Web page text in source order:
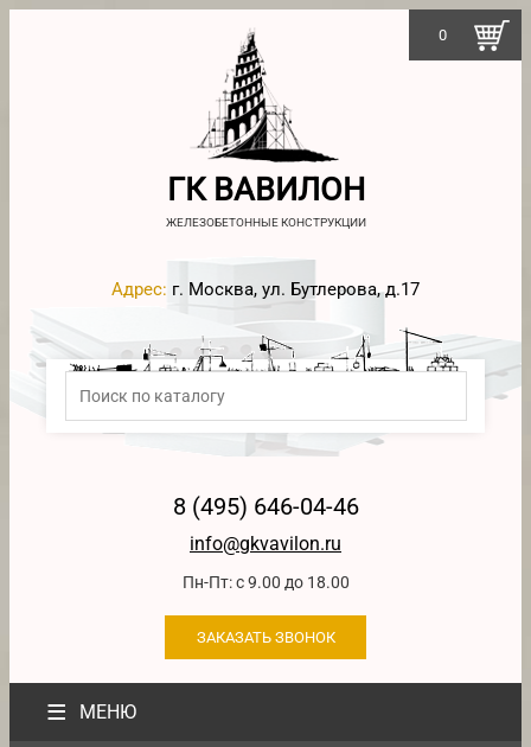
ГК ВАВИЛОН
ЖЕЛЕЗОБЕТОННЫЕ КОНСТРУКЦИИ
Адрес: г. Москва, ул. Бутлерова, д.17
8 (495) 646-04-46
info@gkvavilon.ru
Пн-Пт: с 9.00 до 18.00
ЗАКАЗАТЬ ЗВОНОК
≡ МЕНЮ
0